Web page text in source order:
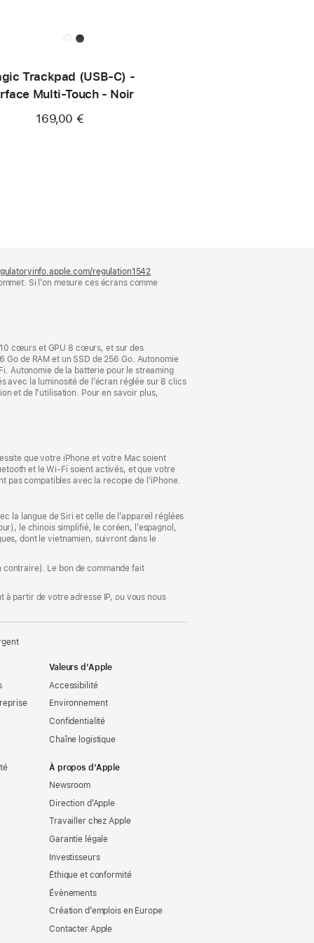
Trackpad (USB‑C) -
Multi-Touch - Noir
169,00 €
regulation1542
dans
Si l’on mesure ces écrans comme
10 cœurs et GPU 8 cœurs, et sur des
de RAM et un SSD de 256 Go. Autonomie
Autonomie de la batterie pour le streaming
avec la luminosité de l’écran réglée sur 8 clics
et de l’utilisation. Pour en savoir plus,
que votre iPhone et votre Mac soient
et le Wi-Fi soient activés, et que votre
pas compatibles avec la recopie de l’iPhone.
la langue de Siri et celle de l’appareil réglées
le chinois simplifié, le coréen, l’espagnol,
dont le vietnamien, suivront dans le
contraire). Le bon de commande fait
partir de votre adresse IP, ou vous nous
Valeurs d’Apple
Accessibilité
Environnement
Confidentialité
Chaîne logistique
À propos d’Apple
Newsroom
Direction d’Apple
Travailler chez Apple
Garantie légale
Investisseurs
Éthique et conformité
Évènements
Création d’emplois en Europe
Contacter Apple